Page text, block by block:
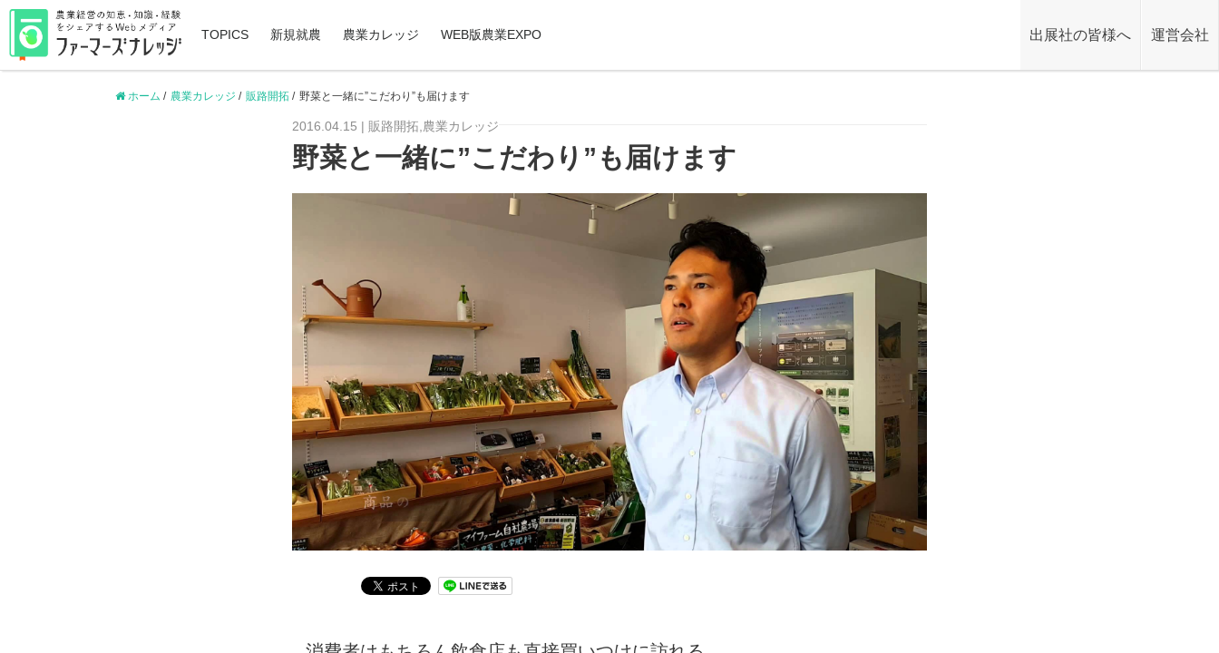
TOPICS 新規就農 農業カレッジ WEB版農業EXPO 出展社の皆様へ 運営会社
ホーム / 農業カレッジ / 販路開拓 / 野菜と一緒に”こだわり”も届けます
2016.04.15 | 販路開拓,農業カレッジ
野菜と一緒に”こだわり”も届けます